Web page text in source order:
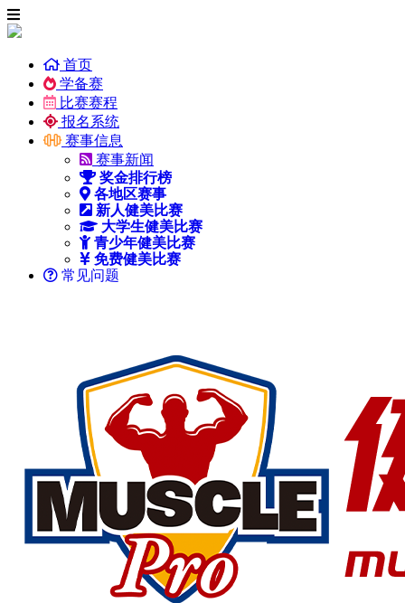
首页
学备赛
比赛赛程
报名系统
赛事信息
赛事新闻
奖金排行榜
各地区赛事
新人健美比赛
大学生健美比赛
青少年健美比赛
免费健美比赛
常见问题